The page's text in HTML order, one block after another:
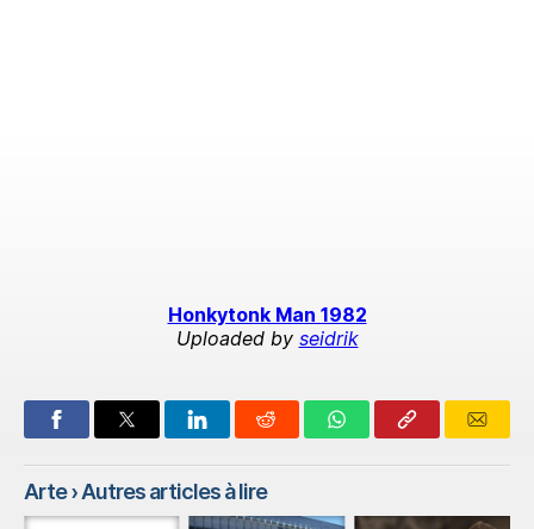
Honkytonk Man 1982
Uploaded by seidrik
Arte› Autres articles à lire